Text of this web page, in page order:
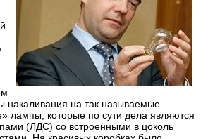
накаливания на так называемые
лампы, которые по сути дела являются
(ЛДС) со встроенными в цоколь